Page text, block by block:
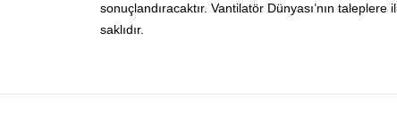
sonuçlandıracaktır. Vantilatör Dünyası’nın
saklıdır.